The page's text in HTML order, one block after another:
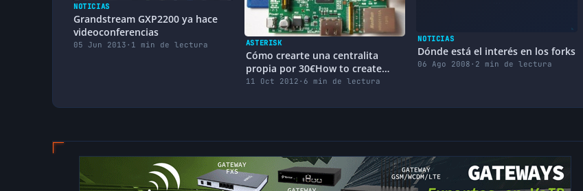
NOTICIAS
Grandstream GXP2200 ya hace
videoconferencias
05 Jun 2013 · 1 min de lectura ASTERISK
Cómo crearte una centralita
propia por 30€How to create
your own pbx for 30€
11 Oct 2012 · 6 min de lectura
NOTICIAS
Dónde está el interés en los forks
06 Ago 2008 · 2 min de lectura